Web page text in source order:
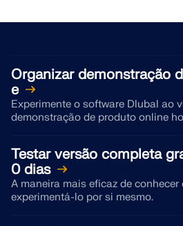
Organizar demonstração
e
Experimente o software Dlubal ao
demonstração de produto online
Testar versão completa
0 dias
A maneira mais eficaz de
experimentá-lo por si mesmo.